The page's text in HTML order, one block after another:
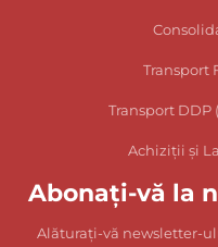
Transport
Transport DDP
Achiziții și
Abonați-vă la
Alăturați-vă newsletter-